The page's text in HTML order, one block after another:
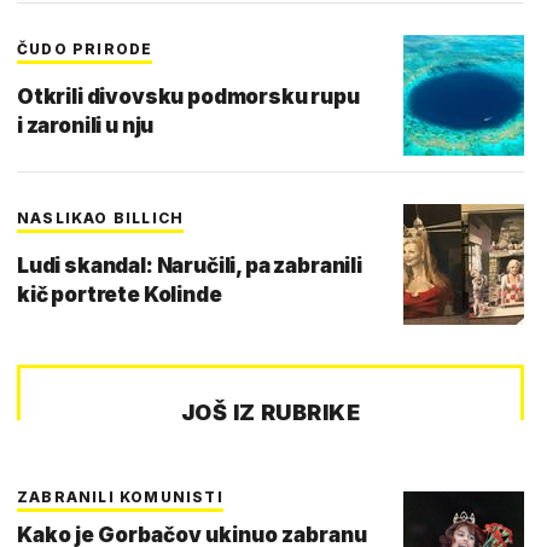
ČUDO PRIRODE
Otkrili divovsku podmorsku rupu
i zaronili u nju
NASLIKAO BILLICH
Ludi skandal: Naručili, pa zabranili
kič portrete Kolinde
JOŠ IZ RUBRIKE
ZABRANILI KOMUNISTI
Kako je Gorbačov ukinuo zabranu